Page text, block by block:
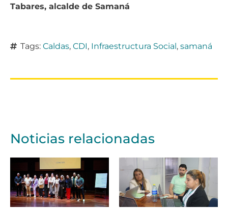
Tabares, alcalde de Samaná
Tags: Caldas, CDI, Infraestructura Social, samaná
Noticias relacionadas